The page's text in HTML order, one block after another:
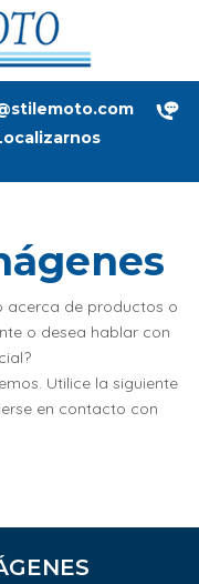
acerca de productos o
o desea hablar con
Utilice la siguiente
en contacto con